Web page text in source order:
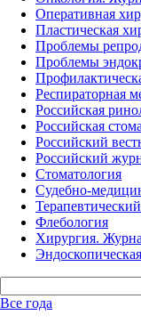
Оперативная
Пластическая
Проблемы
Проблемы
Респираторная
Российская
Российская
Российский
Российский
Стоматология
Судебно-
Флебология
Хирургия.
Все года